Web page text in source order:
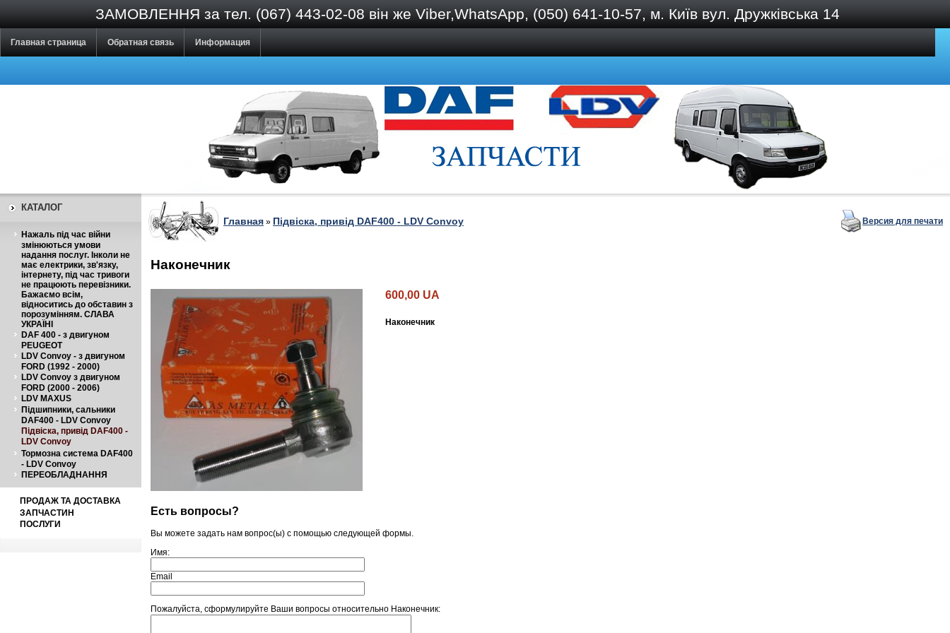
ЗАМОВЛЕННЯ за тел. (067) 443-02-08 він же Viber,WhatsApp, (050) 641-10-57, м. Київ вул. Дружківська 14
Главная страница Обратная связь Информация
КАТАЛОГ
Нажаль під час війни
змінюються умови
надання послуг. Інколи не
має електрики, зв'язку,
інтернету, під час тривоги
не працюють перевізники.
Бажаємо всім,
відноситись до обставин з
порозумінням. СЛАВА
УКРАЇНІ
DAF 400 - з двигуном
PEUGEOT
LDV Convoy - з двигуном
FORD (1992 - 2000)
LDV Convoy з двигуном
FORD (2000 - 2006)
LDV MAXUS
Підшипники, сальники
DAF400 - LDV Convoy
Підвіска, привід DAF400 -
LDV Convoy
Тормозна система DAF400
- LDV Convoy
ПЕРЕОБЛАДНАННЯ
ПРОДАЖ ТА ДОСТАВКА
ЗАПЧАСТИН
ПОСЛУГИ
Главная » Підвіска, привід DAF400 - LDV Convoy Версия для печати
Наконечник
600,00 UA
Наконечник
Есть вопросы?
Вы можете задать нам вопрос(ы) с помощью следующей формы.
Имя:
Email
Пожалуйста, сформулируйте Ваши вопросы относительно Наконечник: